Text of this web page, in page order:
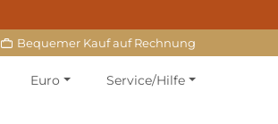
Bequemer Kauf auf Rechnung
Euro Service/Hilfe